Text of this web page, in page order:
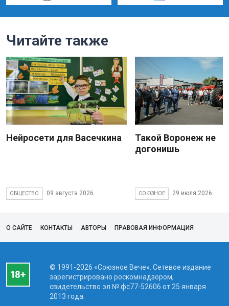
Читайте также
Нейросети для Васечкина
ОБЩЕСТВО 09 августа 2026
Такой Воронеж не
догонишь
СОЮЗНОЕ 29 июля 2026
О САЙТЕ КОНТАКТЫ АВТОРЫ ПРАВОВАЯ ИНФОРМАЦИЯ
© 1991-2026 «Союзное Вече». Сетевое издание
зарегистрировано роскомнадзором,
свидетельство эл № фc77-52606 от 25 января
2013 года.